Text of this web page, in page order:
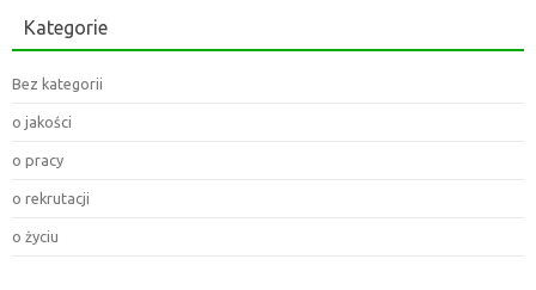
Kategorie
Bez kategorii
o jakości
o pracy
o rekrutacji
o życiu